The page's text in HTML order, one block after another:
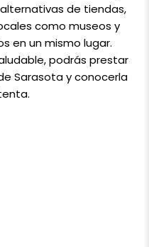
de tiendas,
como museos y
en un mismo lugar.
podrás prestar
Sarasota y conocerla